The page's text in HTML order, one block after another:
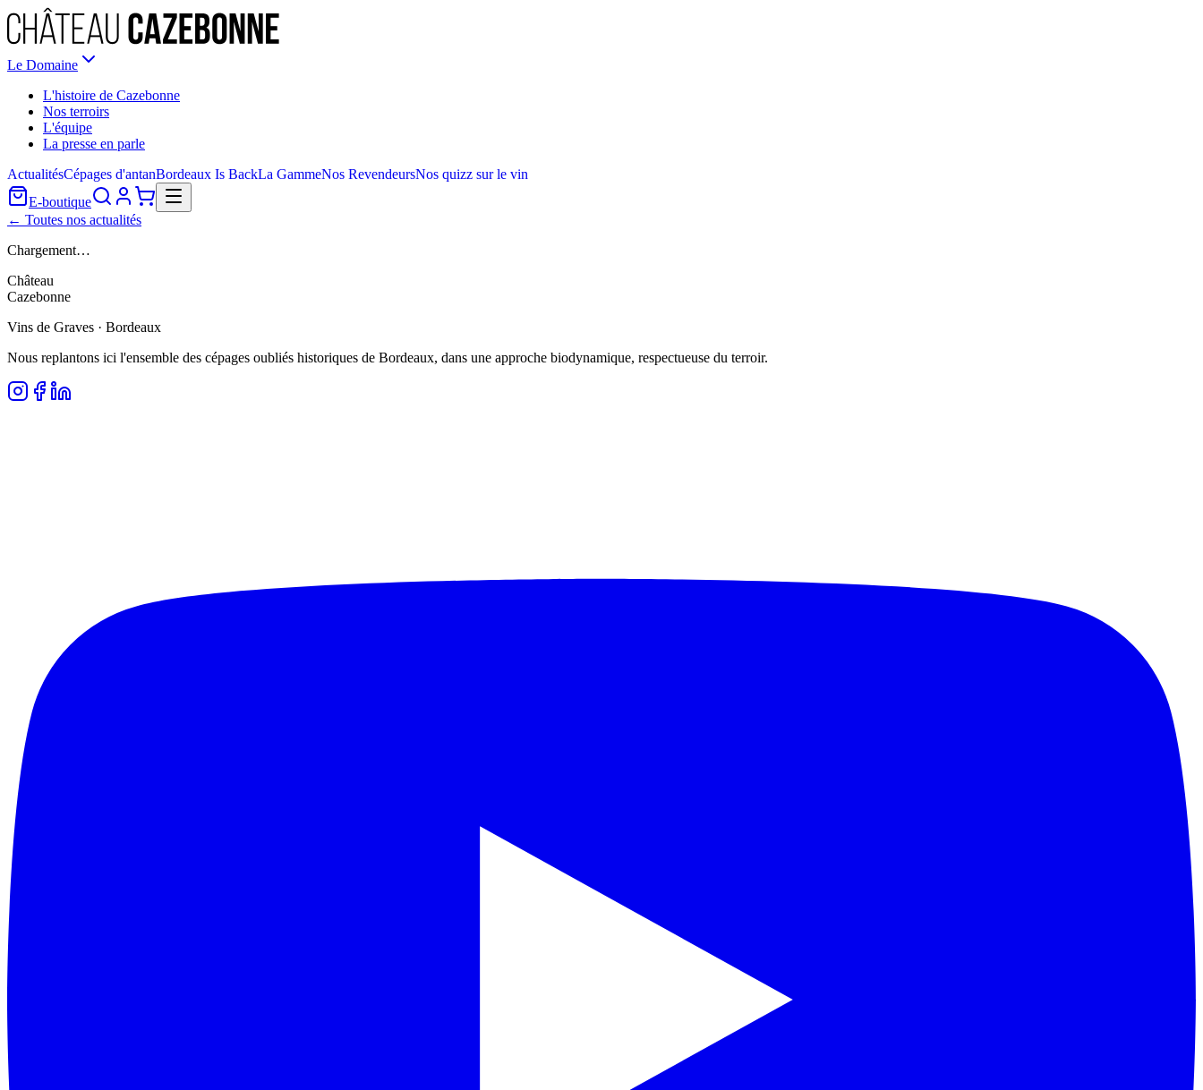
Le Domaine
L'histoire de Cazebonne
Nos terroirs
L'équipe
La presse en parle
ActualitésCépages d'antanBordeaux Is BackLa GammeNos RevendeursNos quizz sur le vin
E-boutique
← Toutes nos actualités
Chargement…
Château
Cazebonne
Vins de Graves · Bordeaux
Nous replantons ici l'ensemble des cépages oubliés historiques de Bordeaux, dans une approche biodynamique, respectueuse du terroir.